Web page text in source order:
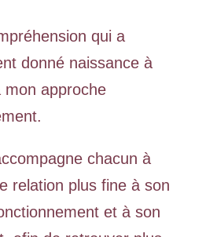
qui a
donné naissance à
mon approche
chacun à
relation plus fine à son
et à son